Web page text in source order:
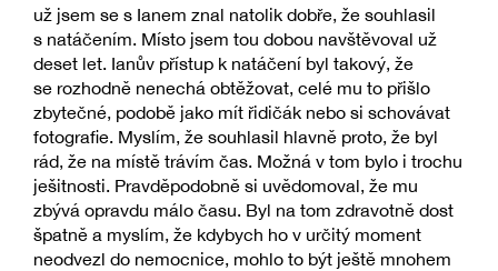
už jsem se s Ianem znal natolik dobře, že souhlasil
s natáčením. Místo jsem tou dobou navštěvoval už
deset let. Ianův přístup k natáčení byl takový, že
se rozhodně nenechá obtěžovat, celé mu to přišlo
zbytečné, podobě jako mít řidičák nebo si schovávat
fotografie. Myslím, že souhlasil hlavně proto, že byl
rád, že na místě trávím čas. Možná v tom bylo i trochu
ješitnosti. Pravděpodobně si uvědomoval, že mu
zbývá opravdu málo času. Byl na tom zdravotně dost
špatně a myslím, že kdybych ho v určitý moment
neodvezl do nemocnice, mohlo to být ještě mnohem